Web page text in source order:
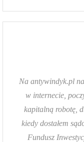
Na antywindyk.pl
w internecie,
kapitalną robotę,
kiedy dostałem
Fundusz